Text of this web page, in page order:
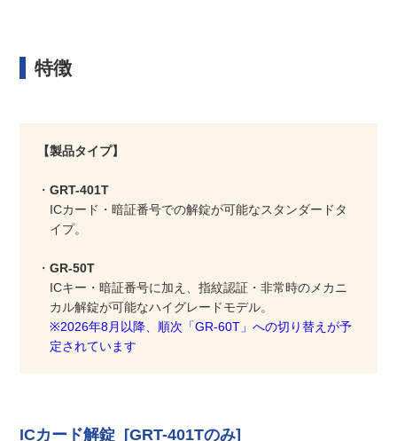
特徴
【製品タイプ】
・GRT-401T
ICカード・暗証番号での解錠が可能なスタンダードタ
イプ。
・GR-50T
ICキー・暗証番号に加え、指紋認証・非常時のメカニ
カル解錠が可能なハイグレードモデル。
※2026年8月以降、順次「GR-60T」への切り替えが予
定されています
ICカード解錠 [GRT-401Tのみ]